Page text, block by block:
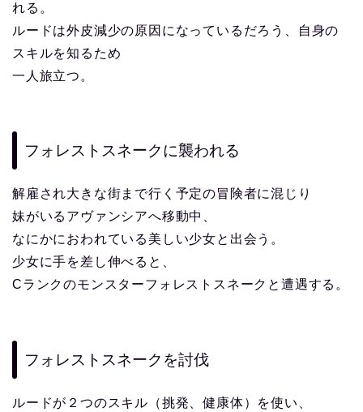
れる。
ルードは外皮減少の原因になっているだろう、自身の
スキルを知るため
一人旅立つ。
フォレストスネークに襲われる
解雇され大きな街まで行く予定の冒険者に混じり
妹がいるアヴァンシアへ移動中、
なにかにおわれている美しい少女と出会う。
少女に手を差し伸べると、
Cランクのモンスターフォレストスネークと遭遇する。
フォレストスネークを討伐
ルードが２つのスキル（挑発、健康体）を使い、